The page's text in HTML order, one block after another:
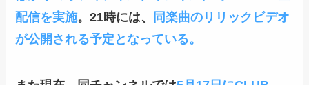
配信を実施。21時には、
同楽曲のリリックビデオ
が公開される予定となっている。